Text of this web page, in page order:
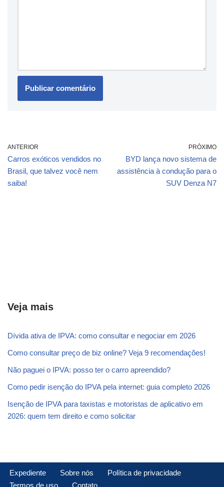
ANTERIOR
Carros exóticos vendidos no
Brasil, que talvez você nem
saiba!
PRÓXIMO
BYD lança novo sistema de
assistência à condução para o
SUV Denza N7
Veja mais
Dívida ativa de IPVA: como consultar e negociar em 2026
Como consultar preço de biz online? Veja 9 recomendações!
Não paguei o IPVA: posso ter o carro apreendido?
Como pedir isenção do IPVA pela internet: guia completo 2026
Isenção de IPVA para taxistas e motoristas de aplicativo em
2026: quem tem direito e como solicitar
Expediente Sobre nós
Política de privacidade
Termos de uso
Contato